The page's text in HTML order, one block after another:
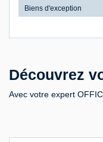
Biens d'exception
Découvrez
Avec votre expert